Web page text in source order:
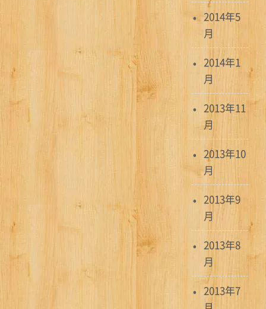
2014年5
月
2014年1
月
2013年11
月
2013年10
月
2013年9
月
2013年8
月
2013年7